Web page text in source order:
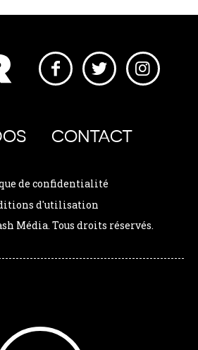
CONTACT
de confidentialité
d'utilisation
Média. Tous droits réservés.